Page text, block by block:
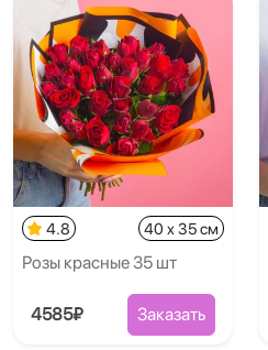
4.8 40 x 35 см
Розы красные 35 шт
4585₽ Заказать